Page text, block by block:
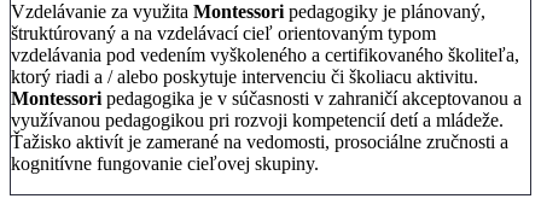
Vzdelávanie za využita Montessoripedagogiky je plánovaný,
štruktúrovaný a na vzdelávací cieľ orientovaným typom
vzdelávania pod vedením vyškoleného a certifikovaného školiteľa,
ktorý riadi a / alebo poskytuje intervenciu či školiacu aktivitu.
Montessoripedagogika je v súčasnosti v zahraničí akceptovanou a
využívanou pedagogikou pri rozvoji kompetencií detí a mládeže.
Ťažisko aktivít je zamerané na vedomosti, prosociálne zručnosti a
kognitívne fungovanie cieľovej skupiny.